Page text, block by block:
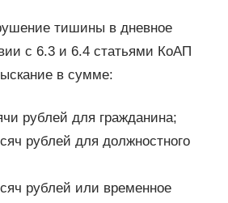
тишины в дневное
с 6.3 и 6.4 статьями КоАП
в сумме:
рублей для гражданина;
рублей для должностного
рублей или временное